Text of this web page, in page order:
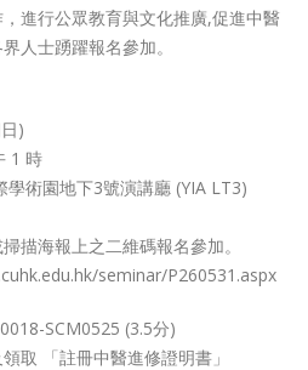
進行公眾教育與文化推廣,促進中醫
人士踴躍報名參加。
)
1 時
術園地下3號演講廳 (YIA LT3)
描海報上之二維碼報名參加。
seminar/P260531.aspx
SCM0525 (3.5分)
取 「註冊中醫進修證明書」